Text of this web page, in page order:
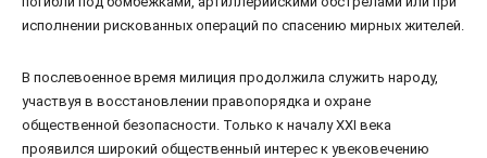
исполнении рискованных операций по спасению мирных жителей.
В послевоенное время милиция продолжила служить народу,
участвуя в восстановлении правопорядка и охране
общественной безопасности. Только к началу XXI века
проявился широкий общественный интерес к увековечению